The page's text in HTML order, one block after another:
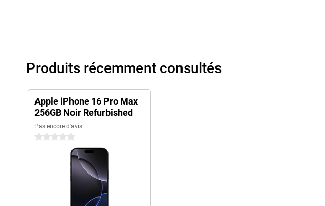
Produits récemment consultés
Apple iPhone 16 Pro Max
256GB Noir Refurbished
Pas encore d'avis
0 étoiles